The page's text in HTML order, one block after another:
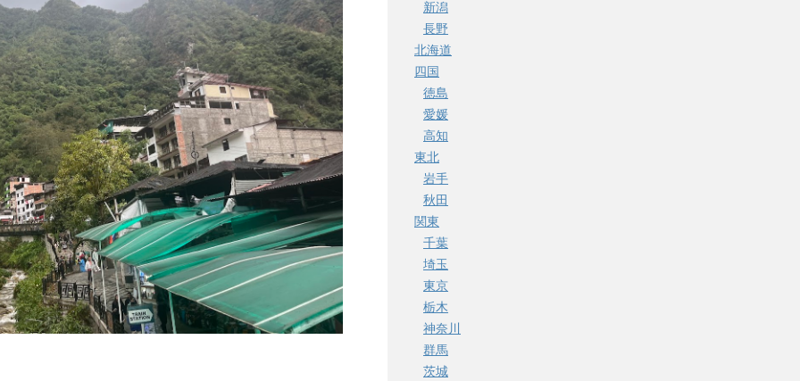
新潟
長野
北海道
四国
徳島
愛媛
高知
東北
岩手
秋田
関東
千葉
埼玉
東京
栃木
神奈川
群馬
茨城